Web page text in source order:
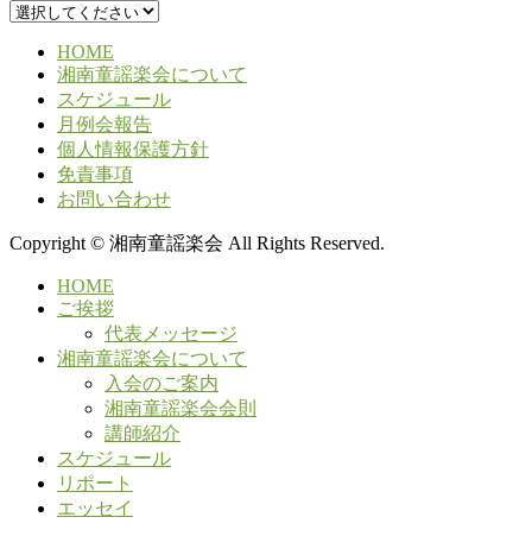
HOME
湘南童謡楽会について
スケジュール
月例会報告
個人情報保護方針
免責事項
お問い合わせ
Copyright © 湘南童謡楽会 All Rights Reserved.
HOME
ご挨拶
代表メッセージ
湘南童謡楽会について
入会のご案内
湘南童謡楽会会則
講師紹介
スケジュール
リポート
エッセイ